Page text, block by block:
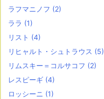
ラフマニノフ (2)
ララ (1)
リスト (4)
リヒャルト・シュトラウス (5)
リムスキー＝コルサコフ (2)
レスピーギ (4)
ロッシーニ (1)